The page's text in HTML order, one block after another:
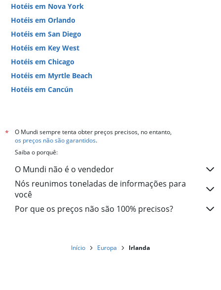
Hotéis em Nova York
Hotéis em Orlando
Hotéis em San Diego
Hotéis em Key West
Hotéis em Chicago
Hotéis em Myrtle Beach
Hotéis em Cancún
*
O Mundi sempre tenta obter preços precisos, no entanto,
os preços não são garantidos.
Saiba o porquê:
O Mundi não é o vendedor
Nós reunimos toneladas de informações para
você
Por que os preços não são 100% precisos?
Início Europa Irlanda